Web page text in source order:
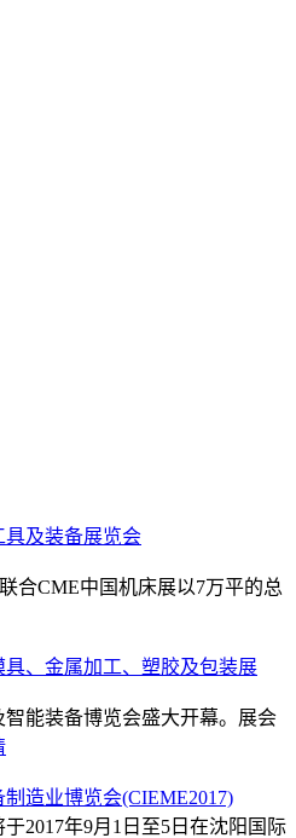
具及装备展览会
合CME中国机床展以7万平的总
、金属加工、塑胶及包装展
智能装备博览会盛大开幕。展会
造业博览会(CIEME2017)
2017年9月1日至5日在沈阳国际